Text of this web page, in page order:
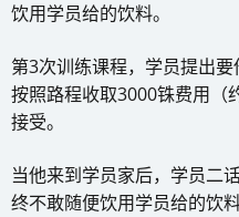
饮用学员给的饮料。
第3次训练课程，学员提出
按照路程收取3000铢费用（
接受。
当他来到学员家后，学员二
终不敢随便饮用学员给的饮